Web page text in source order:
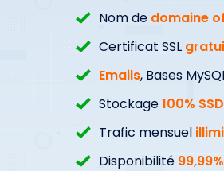
Nom de domaine
Certificat SSL
Emails, Bases
Stockage100% SSD
Trafic mensuel
Disponibilité 99,99%